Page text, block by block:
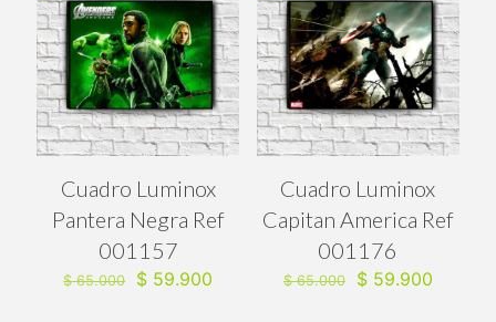
Cuadro Luminox
Pantera Negra Ref
001157
$65.000
El
$ 59.900
Cuadro Luminox
Capitan America Ref
001176
$65.000
El
$59.900El